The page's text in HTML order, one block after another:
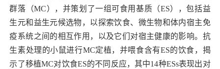
群落（MC），并策划了一组可食用基质（ES），包括益
生元和益生元候选物，以探索饮食、微生物和体内宿主免
疫系统之间的相互作用，以及它们对宿主健康的影响。抗
生素处理的小鼠进行MC定植，并喂食含有ES的饮食，揭
示了移植MC对饮食ES的不同反应，其中14种ESs表现出对